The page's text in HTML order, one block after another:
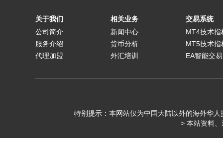
关于我们
公司简介
服务介绍
代理加盟
相关业务
新闻中心
货币分析
外汇培训
交易系统
MT4技术指
MT5技术指
EA智能交易
特别提示：本网站仅为中国大陆以外的海外华
> 本站资料